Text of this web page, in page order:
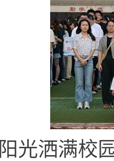
光洒满校